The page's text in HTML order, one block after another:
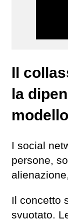
Il
la
I social
persone,
Il concetto
svuotato.